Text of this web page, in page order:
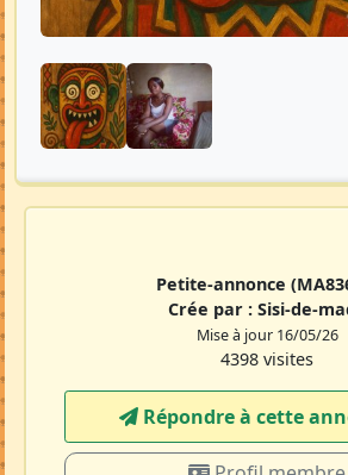
Petite-annonce
Crée par : Sisi-de-
Mise à jour 16/05/26
4398 visites
Répondre à cette